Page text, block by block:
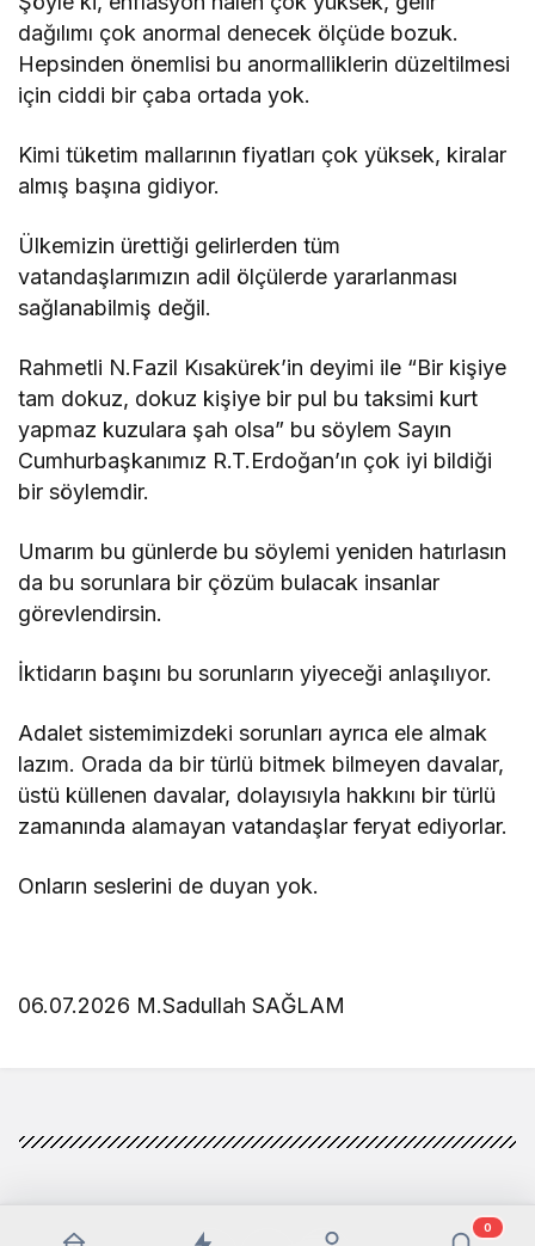
dağılımı çok anormal denecek ölçüde bozuk.
Hepsinden önemlisi bu anormalliklerin düzeltilmesi
için ciddi bir çaba ortada yok.
Kimi tüketim mallarının fiyatları çok yüksek, kiralar
almış başına gidiyor.
Ülkemizin ürettiği gelirlerden tüm
vatandaşlarımızın adil ölçülerde yararlanması
sağlanabilmiş değil.
Rahmetli N.Fazil Kısakürek’in deyimi ile “Bir kişiye
tam dokuz, dokuz kişiye bir pul bu taksimi kurt
yapmaz kuzulara şah olsa” bu söylem Sayın
Cumhurbaşkanımız R.T.Erdoğan’ın çok iyi bildiği
bir söylemdir.
Umarım bu günlerde bu söylemi yeniden hatırlasın
da bu sorunlara bir çözüm bulacak insanlar
görevlendirsin.
İktidarın başını bu sorunların yiyeceği anlaşılıyor.
Adalet sistemimizdeki sorunları ayrıca ele almak
lazım. Orada da bir türlü bitmek bilmeyen davalar,
üstü küllenen davalar, dolayısıyla hakkını bir türlü
zamanında alamayan vatandaşlar feryat ediyorlar.
Onların seslerini de duyan yok.
06.07.2026 M.Sadullah SAĞLAM
0